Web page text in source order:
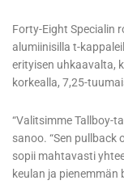
Forty-Eight Specialin
alumiinisilla t-
erityisen uhkaavalta,
korkealla, 7,25-
“Valitsimme Tallboy-
sanoo. “Sen pullback
sopii mahtavasti
keulan ja pienemmän